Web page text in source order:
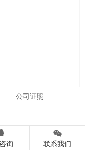
公司证照
询

联系我们